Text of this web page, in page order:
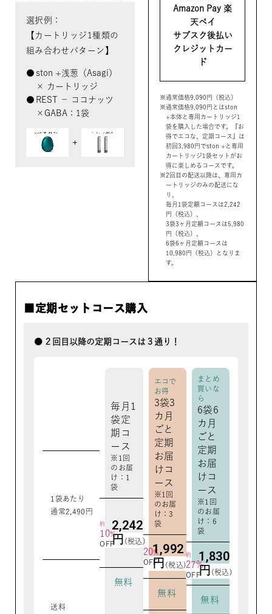
選択例：
【カートリッジ1種類の
組み合わせパターン】
ston +浅葱（Asagi）
× カートリッジ
REST − ココナッツ
×GABA：1袋
Amazon Pay 楽
天ペイ
サブスク後払い
クレジットカー
ド
通常価格9,090円（税込）
通常価格9,090円とはston
+本体と専用カートリッジ1
袋を購入した場合です。『お
得でエコな、定期コース』は
初回3,980円でston +と専用
カートリッジ1袋セットがお
得に楽しめるコースです。
2回目の配送以降は、専用カ
ートリッジのみの配送にな
り、
毎月1袋定額コースは2,242
円（税込）、
3袋3ヶ月定額コースは5,980
円（税込）、
6袋6ヶ月定額コースは
10,980円（税込）となりま
す。
■定期セットコース購入
２回目以降の定期コースは３通り！
1袋あたり
通常2,490円
送料
毎月1
袋定
期コ
ース
※1回
のお届
け：1
袋
約
10%
OFF
2,242
円 (税込)
無料
エコで
お得
3袋3
カ月
ごと
定期
お届
けコ
ース
※1回
のお届
け：3
袋
20%
OFF
1,992
円 (税込)
無料
まとめ
買いな
ら
6袋6
カ月
ごと
定期
お届
けコ
ース
※1回
のお届
け：6
袋
約
27%
OFF
1,830
円 (税込)
無料